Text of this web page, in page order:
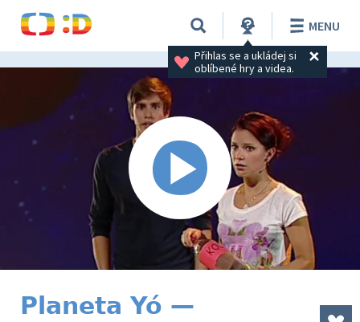
Přihlas se a ukládej si
oblíbené hry a videa.
MENU
Planeta Yó —